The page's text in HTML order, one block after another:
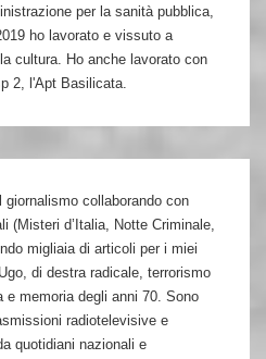
per la sanità pubblica,
ho lavorato e vissuto a
cultura. Ho anche lavorato con
2, l'Apt Basilicata.
collaborando con
(Misteri d’Italia, Notte Criminale,
migliaia di articoli per i miei
di destra radicale, terrorismo
e memoria degli anni 70. Sono
radiotelevisive e
quotidiani nazionali e